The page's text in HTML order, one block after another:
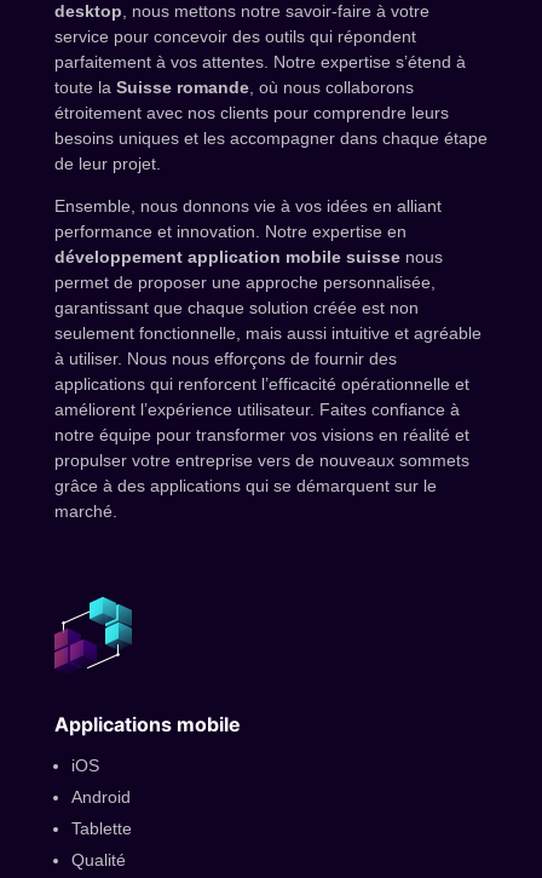
desktop , nous mettons notre savoir-faire à votre
service pour concevoir des outils qui répondent
parfaitement à vos attentes. Notre expertise s’étend à
toute la Suisse romande, où nous collaborons
étroitement avec nos clients pour comprendre leurs
besoins uniques et les accompagner dans chaque étape
de leur projet.
Ensemble, nous donnons vie à vos idées en alliant
performance et innovation. Notre expertise en
développement application mobile suissenous
permet de proposer une approche personnalisée,
garantissant que chaque solution créée est non
seulement fonctionnelle, mais aussi intuitive et agréable
à utiliser. Nous nous efforçons de fournir des
applications qui renforcent l’efficacité opérationnelle et
améliorent l’expérience utilisateur. Faites confiance à
notre équipe pour transformer vos visions en réalité et
propulser votre entreprise vers de nouveaux sommets
grâce à des applications qui se démarquent sur le
marché.
Applications mobile
iOS
Android
Tablette
Qualité